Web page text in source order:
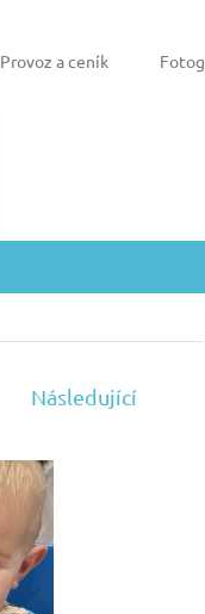
Provoz a ceník
Následující